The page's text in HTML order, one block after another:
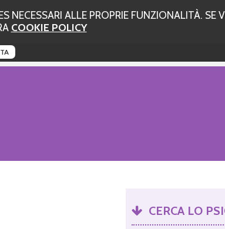
ALLE PROPRIE FUNZIONALITÀ. SE
COOKIE POLICY
CERCA LO